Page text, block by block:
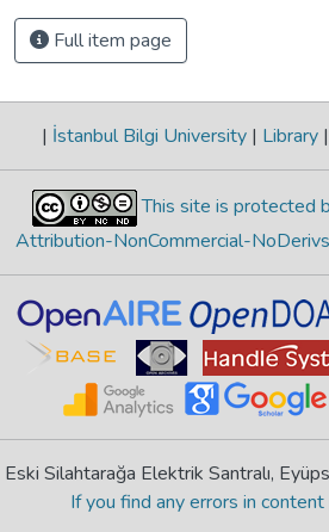
Full item page
| İstanbul Bilgi University | Library |
This site is protected
Attribution-NonCommercial-
Eski Silahtarağa Elektrik Santralı,
If you find any errors in